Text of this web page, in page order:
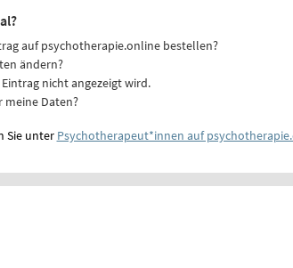
auf psychotherapie.online bestellen?
ändern?
nicht angezeigt wird.
meine Daten?
Sie unter Psychotherapeut*innen auf